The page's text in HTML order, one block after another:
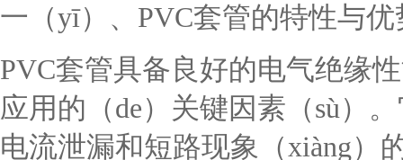
一（yī）、PVC套管的特性与优
PVC套管具备良好的电气绝缘
应用的（de）关键因素（sù）
电流泄漏和短路现象（xiàng）